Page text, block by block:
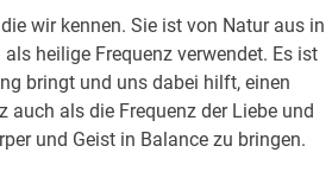
wir kennen. Sie ist von Natur aus in
heilige Frequenz verwendet. Es ist
bringt und uns dabei hilft, einen
als die Frequenz der Liebe und
und Geist in Balance zu bringen.